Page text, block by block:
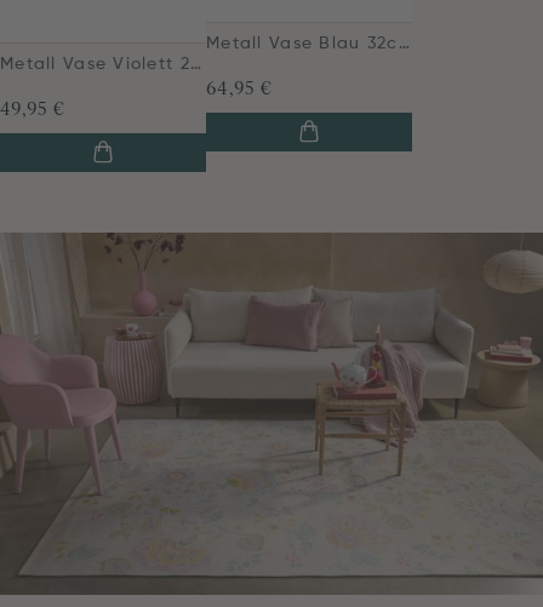
Metall Vase Violett 23cm
49,95 €
Metall Vase Blau 32cm
64,95 €